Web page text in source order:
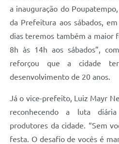
a inauguração do
da Prefeitura aos sábados,
dias teremos também a maior
8h às 14h aos sábados”,
reforçou que a cidade
desenvolvimento de 20 anos.
Já o vice-prefeito, Luiz Mayr
reconhecendo a luta
produtores da cidade. “Sem
festa. O desafio de vocês é